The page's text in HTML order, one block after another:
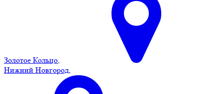
Золотое Кольцо,
Нижний Новгород,